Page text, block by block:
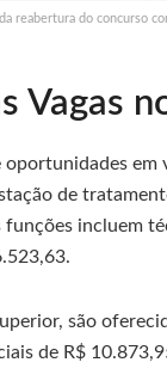
reabertura do concurso
Vagas
oportunidades em
de
funções incluem
são
de R$